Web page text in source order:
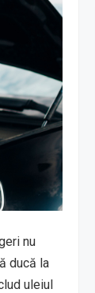
nu
ducă la
uleiul